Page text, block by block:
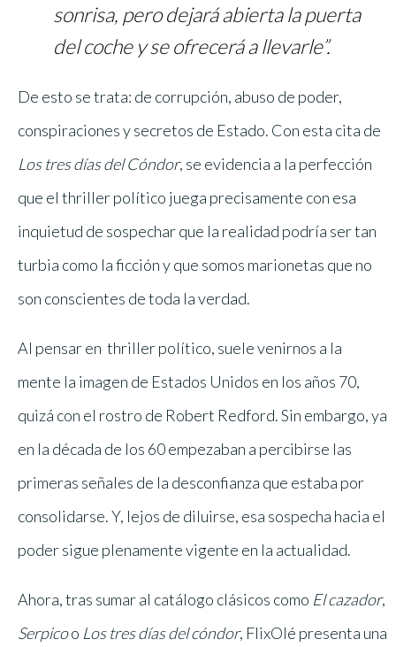
sonrisa, pero dejará abierta la puerta
del coche y se ofrecerá a llevarle”.
De esto se trata: de corrupción, abuso de poder,
conspiraciones y secretos de Estado. Con esta cita de
Los tres días del Cóndor, se evidencia a la perfección
que el thriller político juega precisamente con esa
inquietud de sospechar que la realidad podría ser tan
turbia como la ficción y que somos marionetas que no
son conscientes de toda la verdad.
Al pensar en thriller político, suele venirnos a la
mente la imagen de Estados Unidos en los años 70,
quizá con el rostro de Robert Redford. Sin embargo, ya
en la década de los 60 empezaban a percibirse las
primeras señales de la desconfianza que estaba por
consolidarse. Y, lejos de diluirse, esa sospecha hacia el
poder sigue plenamente vigente en la actualidad.
Ahora, tras sumar al catálogo clásicos como El cazador,
Serpicoo Los tres días del cóndor, FlixOlé presenta una